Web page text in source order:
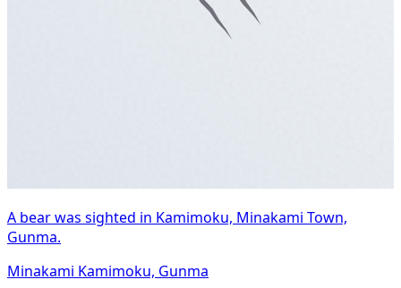
A bear was sighted in Kamimoku, Minakami Town,
Gunma.
Minakami Kamimoku, Gunma